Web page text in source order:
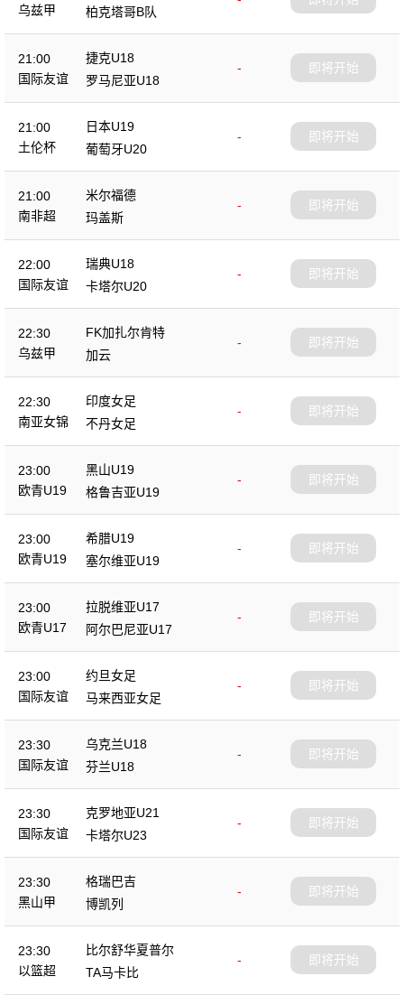
乌兹甲
柏克塔哥B队
21:00
国际友谊
捷克U18
-
罗马尼亚U18
即将开始
21:00
土伦杯
日本U19
-
葡萄牙U20
即将开始
21:00
南非超
米尔福德
-
玛盖斯
即将开始
22:00
国际友谊
瑞典U18
-
卡塔尔U20
即将开始
22:30
乌兹甲
FK加扎尔肯特
-
加云
即将开始
22:30
南亚女锦
印度女足
-
不丹女足
即将开始
23:00
欧青U19
黑山U19
-
格鲁吉亚U19
即将开始
23:00
欧青U19
希腊U19
-
塞尔维亚U19
即将开始
23:00
欧青U17
拉脱维亚U17
-
阿尔巴尼亚U17
即将开始
23:00
国际友谊
约旦女足
-
马来西亚女足
即将开始
23:30
国际友谊
乌克兰U18
-
芬兰U18
即将开始
23:30
国际友谊
克罗地亚U21
-
卡塔尔U23
即将开始
23:30
黑山甲
格瑞巴吉
-
博凯列
即将开始
23:30
以篮超
比尔舒华夏普尔
-
TA马卡比
即将开始